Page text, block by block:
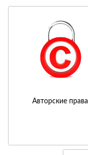
Авторские права